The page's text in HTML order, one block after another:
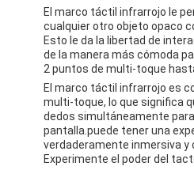
Videos
VR Show
Sobre nosotros
Visita a la fábrica
Control de Calidad
El marco táctil infrarrojo le
cualquier otro objeto opaco
Esto le da la libertad de
de la manera más cómoda
2 puntos de multi-toque
El marco táctil infrarrojo es
multi-toque, lo que significa
dedos simultáneamente
pantalla.puede tener una
verdaderamente inmersiva y
Experimente el poder del